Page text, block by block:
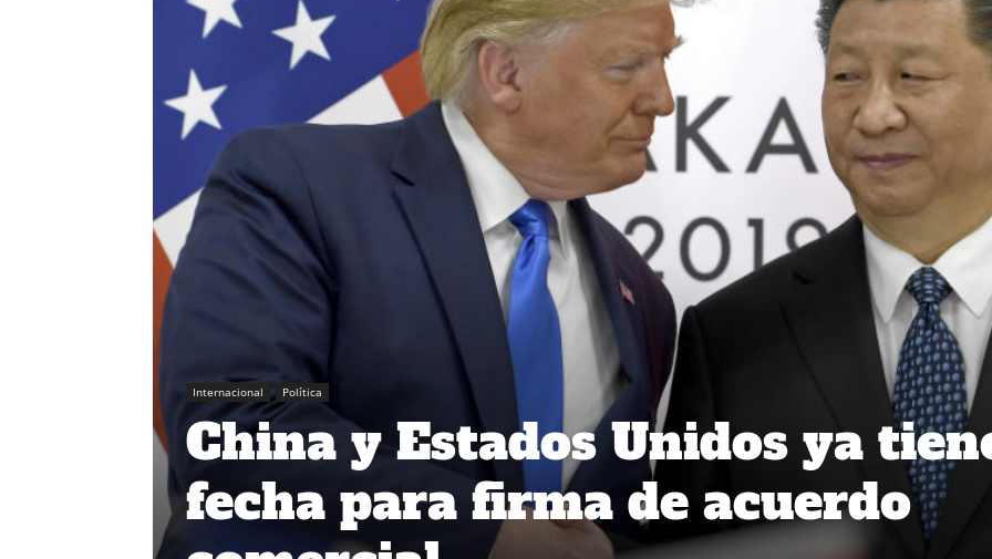
Internacional Política
China y Estados Unidos ya
fecha para firma de acuerdo